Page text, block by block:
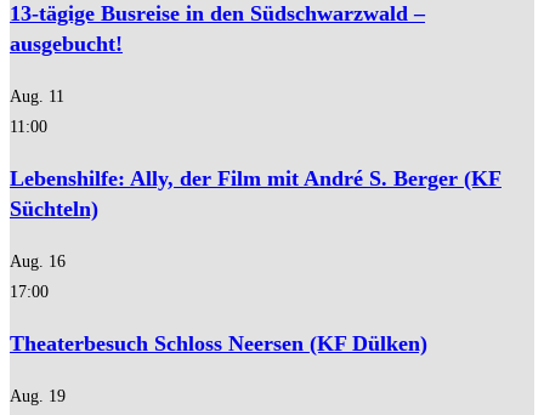
13-tägige Busreise in den Südschwarzwald –
ausgebucht!
Aug. 11
11:00
Lebenshilfe: Ally, der Film mit André S. Berger (KF
Süchteln)
Aug. 16
17:00
Theaterbesuch Schloss Neersen (KF Dülken)
Aug. 19